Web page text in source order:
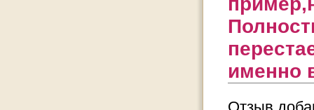
именно